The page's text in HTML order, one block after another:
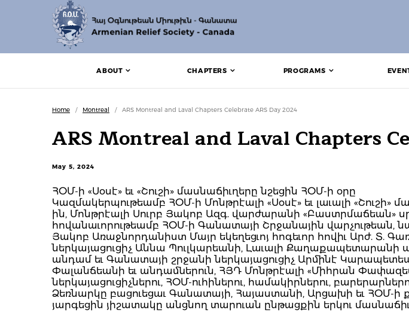
ABOUT CHAPTERS PROGRAMS
Home / Montreal / ARS Montreal and Laval Chapters Celebrate ARS Day 2024
ARS Montreal and Laval Chapters
May 5, 2024
ՀՕՄ-ի «Սօսէ» եւ «Շուշի» մասնաճիւղերը նշեցին ՀՕՄ-ի օրը
Կազմակերպութեամբ ՀՕՄ-ի Մոնթրէալի «Սօսէ» եւ լաւալի «Շուշի»
ին, Մոնթրէալի Սուրբ Յակոբ Ազգ. վարժարանի «Բաստրմաճեան»
հովանաւորութեամբ ՀՕՄ-ի Գանատայի Շրջանային վարչութեան,
Յակոբ Առաջնորդանիստ Մայր եկեղեցւոյ հոգեւոր հովիւ Արժ. Տ.
ներկայացուցիչ Աննա Պուլկարեանի, Լաւալի
անդամ եւ Գանատայի շրջանի ներկայացուցիչ Արմինէ
Փալանճեանի եւ անդամներուն, ՀՅԴ Մոնթրէալի «Միհրան
ներկայացուցիչներու, ՀՕՄ-ուհիներու, համակիրներու,
Ձեռնարկը բացուեցաւ Գանատայի, Հայաստանի, Արցախի եւ ՀՕՄ-ի
յարգեցին յիշատակը անցնող տարուան ընթացքին երկու